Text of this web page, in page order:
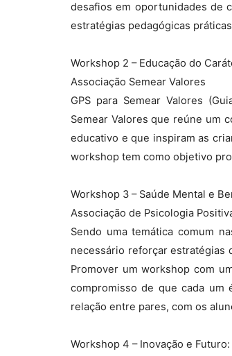
desafios em oportunidades de
estratégias pedagógicas
Workshop 2 – Educação do
Associação Semear Valores
GPS para Semear Valores
Semear Valores que reúne um
educativo e que inspiram as
workshop tem como objetivo
Workshop 3 – Saúde Mental e
Associação de Psicologia
Sendo uma temática comum
necessário reforçar estratégias
Promover um workshop com
compromisso de que cada um
relação entre pares, com os
Workshop 4 – Inovação e